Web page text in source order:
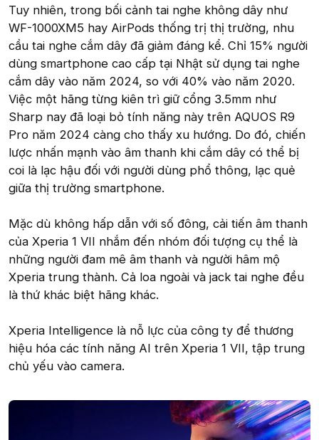
Tuy nhiên, trong bối cảnh tai nghe không dây như
WF-1000XM5 hay AirPods thống trị thị trường, nhu
cầu tai nghe cắm dây đã giảm đáng kể. Chỉ 15% người
dùng smartphone cao cấp tại Nhật sử dụng tai nghe
cắm dây vào năm 2024, so với 40% vào năm 2020.
Việc một hãng từng kiên trì giữ cổng 3.5mm như
Sharp nay đã loại bỏ tính năng này trên AQUOS R9
Pro năm 2024 càng cho thấy xu hướng. Do đó, chiến
lược nhấn mạnh vào âm thanh khi cắm dây có thể bị
coi là lạc hậu đối với người dùng phổ thông, lạc quẻ
giữa thị trường smartphone.
Mặc dù không hấp dẫn với số đông, cải tiến âm thanh
của Xperia 1 VII nhắm đến nhóm đối tượng cụ thể là
những người đam mê âm thanh và người hâm mộ
Xperia trung thành. Cả loa ngoài và jack tai nghe đều
là thứ khác biệt hãng khác.
Xperia Intelligence là nỗ lực của công ty để thương
hiệu hóa các tính năng AI trên Xperia 1 VII, tập trung
chủ yếu vào camera.